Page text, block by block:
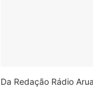
Da Redação Rádio